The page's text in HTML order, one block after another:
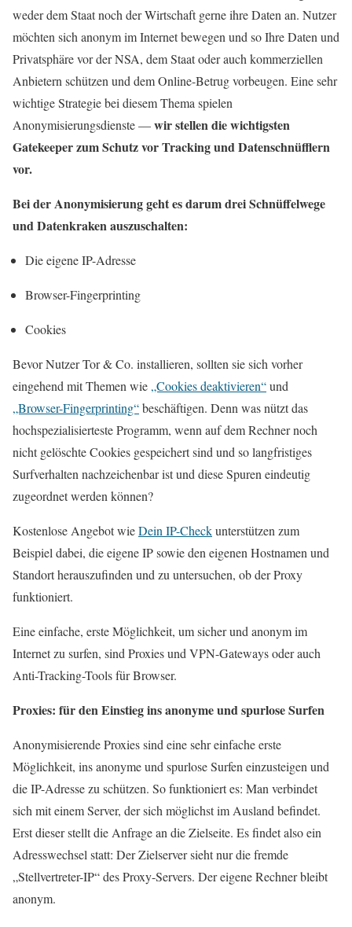
weder dem Staat noch der Wirtschaft gerne ihre Daten an. Nutzer
möchten sich anonym im Internet bewegen und so Ihre Daten und
Privatsphäre vor der NSA, dem Staat oder auch kommerziellen
Anbietern schützen und dem Online-Betrug vorbeugen. Eine sehr
wichtige Strategie bei diesem Thema spielen
Anonymisierungsdienste —wir stellen die wichtigsten
Gatekeeper zum Schutz vor Tracking und Datenschnüfflern
vor.
Bei der Anonymisierung geht es darum drei Schnüffelwege
und Datenkraken auszuschalten:
Die eigene IP-Adresse
Browser-Fingerprinting
Cookies
Bevor Nutzer Tor & Co. installieren, sollten sie sich vorher
eingehend mit Themen wie„Cookies deaktivieren“und
„Browser-Fingerprinting“beschäftigen. Denn was nützt das
hochspezialisierteste Programm, wenn auf dem Rechner noch
nicht gelöschte Cookies gespeichert sind und so langfristiges
Surfverhalten nachzeichenbar ist und diese Spuren eindeutig
zugeordnet werden können?
Kostenlose Angebot wieDein IP-Checkunterstützen zum
Beispiel dabei, die eigene IP sowie den eigenen Hostnamen und
Standort herauszufinden und zu untersuchen, ob der Proxy
funktioniert.
Eine einfache, erste Möglichkeit, um sicher und anonym im
Internet zu surfen, sind Proxies und VPN-Gateways oder auch
Anti-Tracking-Tools für Browser.
Proxies: für den Einstieg ins anonyme und spurlose Surfen
Anonymisierende Proxies sind eine sehr einfache erste
Möglichkeit, ins anonyme und spurlose Surfen einzusteigen und
die IP-Adresse zu schützen. So funktioniert es: Man verbindet
sich mit einem Server, der sich möglichst im Ausland befindet.
Erst dieser stellt die Anfrage an die Zielseite. Es findet also ein
Adresswechsel statt: Der Zielserver sieht nur die fremde
„Stellvertreter-IP“ des Proxy-Servers. Der eigene Rechner bleibt
anonym.